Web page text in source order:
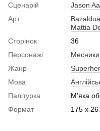
Сценарій
Jason
Арт
Bazaldua
Mattia
Сторінок
36
Персонажі
Месники
Жанр
Мова
Палітурка
М'яка
Формат
175 x